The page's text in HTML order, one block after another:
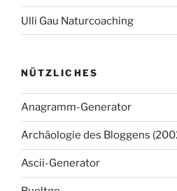
Ulli Gau Naturcoaching
NÜTZLICHES
Anagramm-Generator
Archäologie des Bloggens
Ascii-Generator